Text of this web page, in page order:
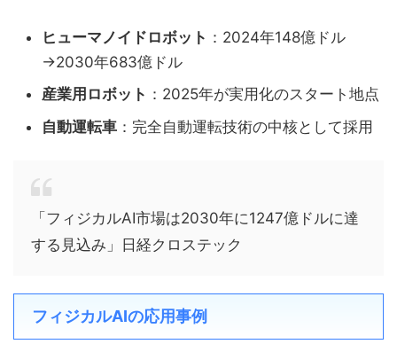
ヒューマノイドロボット ：2024年148億ドル
→2030年683億ドル
産業用ロボット ：2025年が実用化のスタート地点
自動運転車 ：完全自動運転技術の中核として採用
「フィジカルAI市場は2030年に1247億ドルに達
する見込み」日経クロステック
フィジカルAIの応用事例